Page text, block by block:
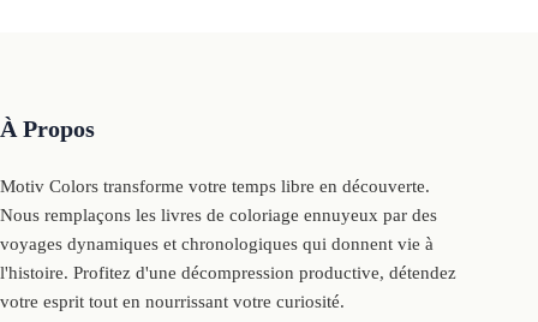
À Propos
Motiv Colors transforme votre temps libre en découverte.
Nous remplaçons les livres de coloriage ennuyeux par des
voyages dynamiques et chronologiques qui donnent vie à
l'histoire. Profitez d'une décompression productive, détendez
votre esprit tout en nourrissant votre curiosité.